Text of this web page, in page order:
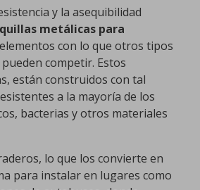
y la asequibilidad
metálicas para
con lo que otros tipos
competir. Estos
están construidos con tal
a la mayoría de los
bacterias y otros materiales
lo que los convierte en
para instalar en lugares como